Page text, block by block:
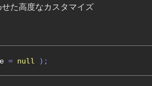
た高度なカスタマイズ
= null );